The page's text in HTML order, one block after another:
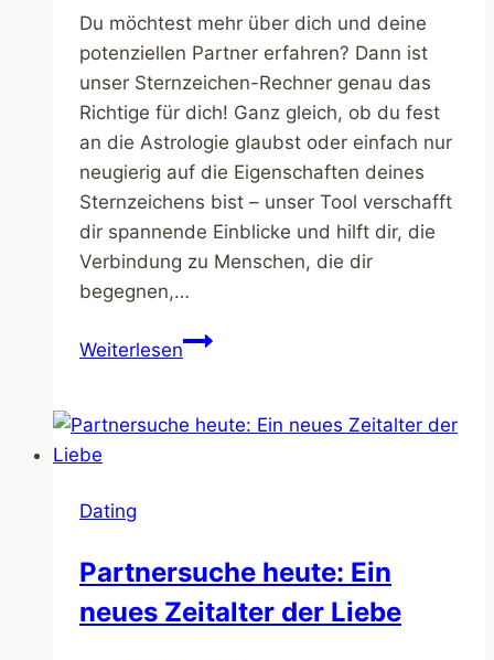
zu
suchen?
Du möchtest mehr über dich und deine
potenziellen Partner erfahren? Dann ist
unser Sternzeichen-Rechner genau das
Richtige für dich! Ganz gleich, ob du fest
an die Astrologie glaubst oder einfach nur
neugierig auf die Eigenschaften deines
Sternzeichens bist – unser Tool verschafft
dir spannende Einblicke und hilft dir, die
Verbindung zu Menschen, die dir
begegnen,…
WeiterlesenSternzeichen
Datum
Dating
Partnersuche heute: Ein
neues Zeitalter der Liebe